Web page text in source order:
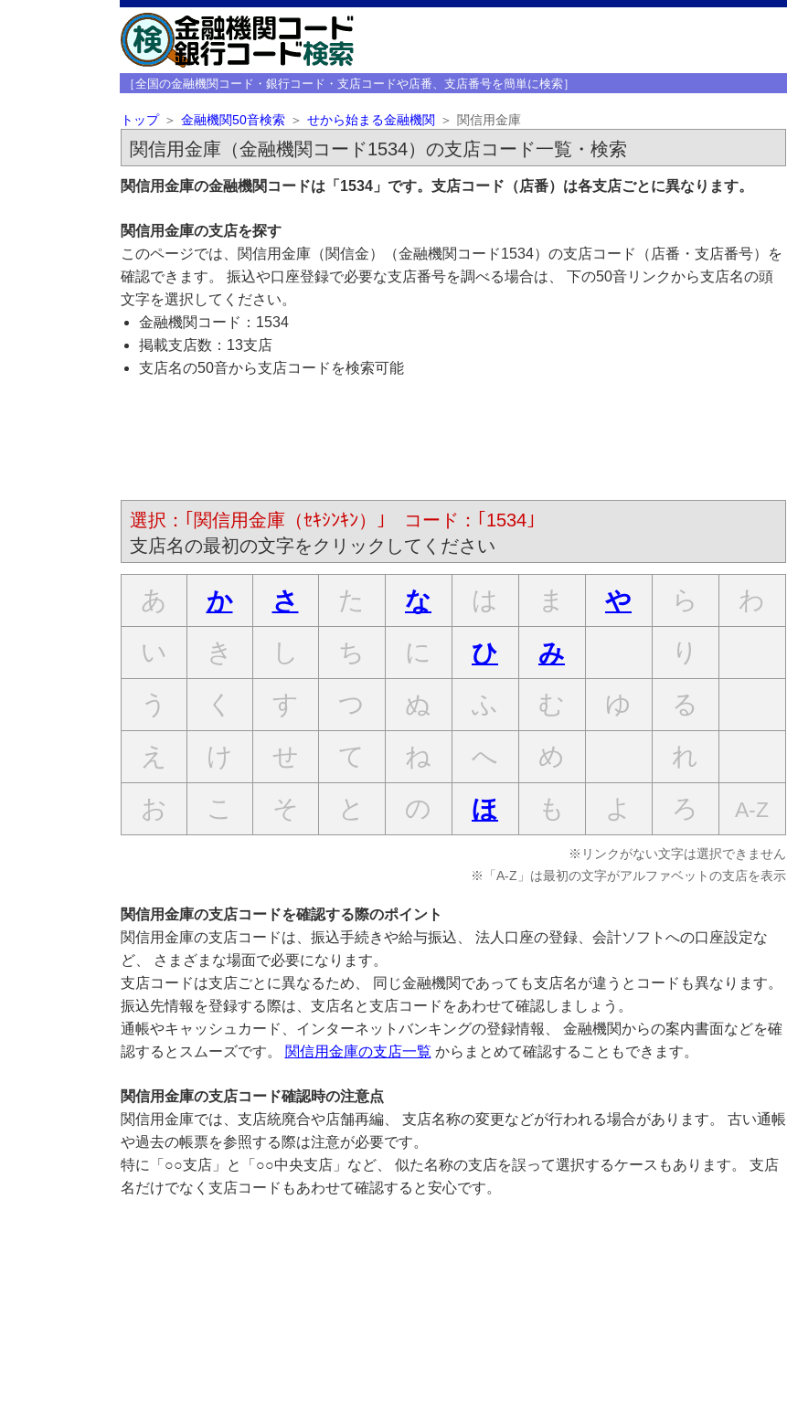
［全国の金融機関コード・銀行コード・支店コードや店番、支店番号を簡単に検索］
トップ 金融機関50音検索 せから始まる金融機関 関信用金庫
関信用金庫（金融機関コード1534）の支店コード一覧・検索
関信用金庫の金融機関コードは「1534」です。支店コード（店番）は各支店ごとに異なります。
関信用金庫の支店を探す
このページでは、関信用金庫（関信金）（金融機関コード1534）の支店コード（店番・支店番号）を
確認できます。 振込や口座登録で必要な支店番号を調べる場合は、 下の50音リンクから支店名の頭
文字を選択してください。
金融機関コード：1534
掲載支店数：13支店
支店名の50音から支店コードを検索可能
選択：｢関信用金庫（ｾｷｼﾝｷﾝ）｣ コード：｢1534｣
支店名の最初の文字をクリックしてください
あ か さ た な は ま や ら
わ
い
き し ち に ひ み
り
う
く す つ ぬ ふ む ゆ
る
え
け せ て ね へ め
れ
お
こ そ と の ほ も よ ろ A-Z
※リンクがない文字は選択できません
※「A-Z」は最初の文字がアルファベットの支店を表示
関信用金庫の支店コードを確認する際のポイント
関信用金庫の支店コードは、振込手続きや給与振込、 法人口座の登録、会計ソフトへの口座設定な
ど、 さまざまな場面で必要になります。
支店コードは支店ごとに異なるため、 同じ金融機関であっても支店名が違うとコードも異なります。
振込先情報を登録する際は、支店名と支店コードをあわせて確認しましょう。
通帳やキャッシュカード、インターネットバンキングの登録情報、 金融機関からの案内書面などを確
認するとスムーズです。 関信用金庫の支店一覧 からまとめて確認することもできます。
関信用金庫の支店コード確認時の注意点
関信用金庫では、支店統廃合や店舗再編、 支店名称の変更などが行われる場合があります。 古い通帳
や過去の帳票を参照する際は注意が必要です。
特に「○○支店」と「○○中央支店」など、 似た名称の支店を誤って選択するケースもあります。 支店
名だけでなく支店コードもあわせて確認すると安心です。